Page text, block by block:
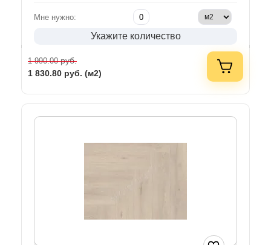
Мне нужно:
Укажите количество
1 990.00руб.
1 830.80 руб. (м2)